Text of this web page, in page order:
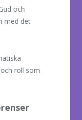
och
med det
roll som